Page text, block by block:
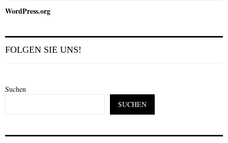
WordPress.org
FOLGEN SIE UNS!
Suchen
SUCHEN